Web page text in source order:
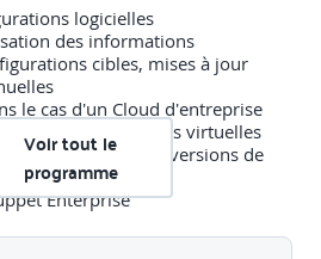
logicielles
des informations
cibles, mises à jour
le cas d'un Cloud d'entreprise
de machines virtuelles
et les différentes versions de
Enterprise
Voir tout le
programme